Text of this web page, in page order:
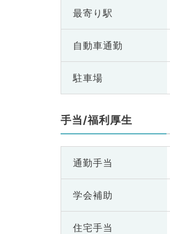
最寄り駅
自動車通勤
駐車場
手当/福利厚生
通勤手当
学会補助
住宅手当